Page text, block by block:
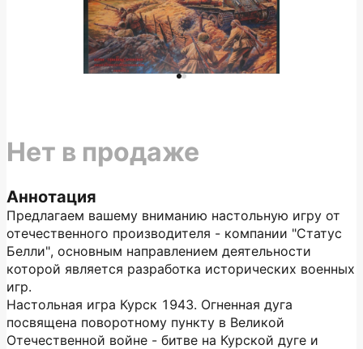
Аннотация
Предлагаем вашему вниманию настольную игру от
отечественного производителя - компании "Статус
Белли", основным направлением деятельности
которой является разработка исторических военных
игр.
Настольная игра Курск 1943. Огненная дуга
посвящена поворотному пункту в Великой
Отечественной войне - битве на Курской дуге и
Нет в продаже